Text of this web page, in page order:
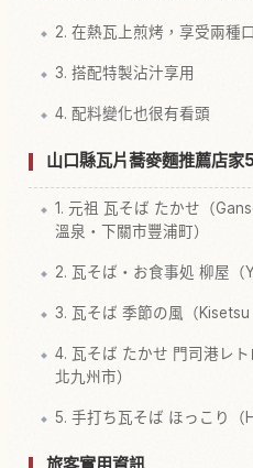
2. 在熱瓦上煎烤，享受兩種
3. 搭配特製沾汁享用
4. 配料變化也很有看頭
山口縣瓦片蕎麥麵推薦店家
1. 元祖 瓦そば たかせ（
溫泉・下關市豐浦町）
2. 瓦そば・お食事処 柳屋（
3. 瓦そば 季節の風（Kisetsu
4. 瓦そば たかせ 門司港レ
北九州市）
5. 手打ち瓦そば ほっこり（